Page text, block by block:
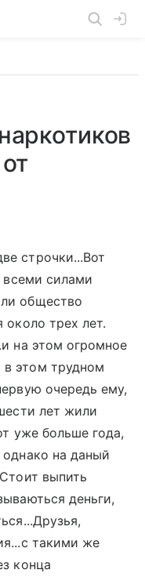
строчки...Вот
силами
общество
около трех лет.
на этом огромное
этом трудном
очередь ему,
лет жили
уже больше года,
на даный
выпить
деньги,
такими же
конца